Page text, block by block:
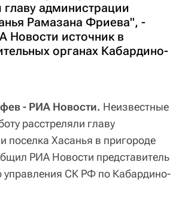
главу администрации
Рамазана Фриева", -
Новости источник в
органах Кабардино-
- РИА Новости. Неизвестные
расстреляли главу
поселка Хасанья в пригороде
РИА Новости представитель
управления СК РФ по Кабардино-